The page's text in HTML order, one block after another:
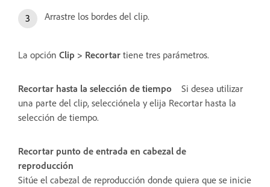
Arrastre los bordes del clip.
La opción Clip > Recortar tiene tres parámetros.
Recortar hasta la selección de tiempo
Si desea utilizar
una parte del clip, selecciónela y elija Recortar hasta la
selección de tiempo.
Recortar punto de entrada en cabezal de
reproducción
Sitúe el cabezal de reproducción donde quiera que se inicie